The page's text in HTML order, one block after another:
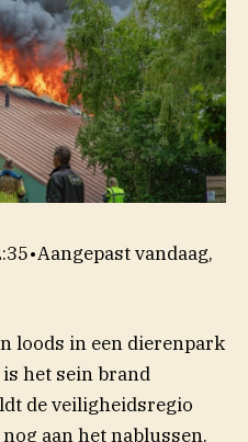
•Aangepastvandaag,
loods in een dierenpark
het sein brand
de veiligheidsregio
aan het nablussen.